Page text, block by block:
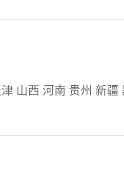
山西 河南 贵州 新